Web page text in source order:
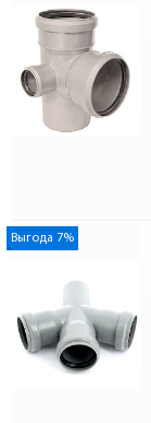
Выгода 7%